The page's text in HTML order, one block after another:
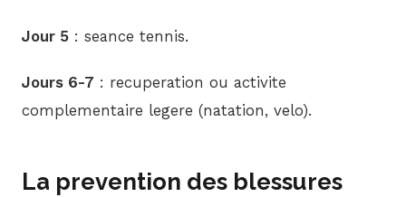
Jour 5 : seance tennis.
Jours 6-7 : recuperation ou activite
complementaire legere (natation, velo).
La prevention des blessures